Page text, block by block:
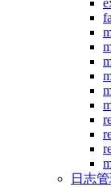
日志